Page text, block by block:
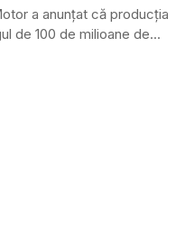
a anunțat că producția
de 100 de milioane de...